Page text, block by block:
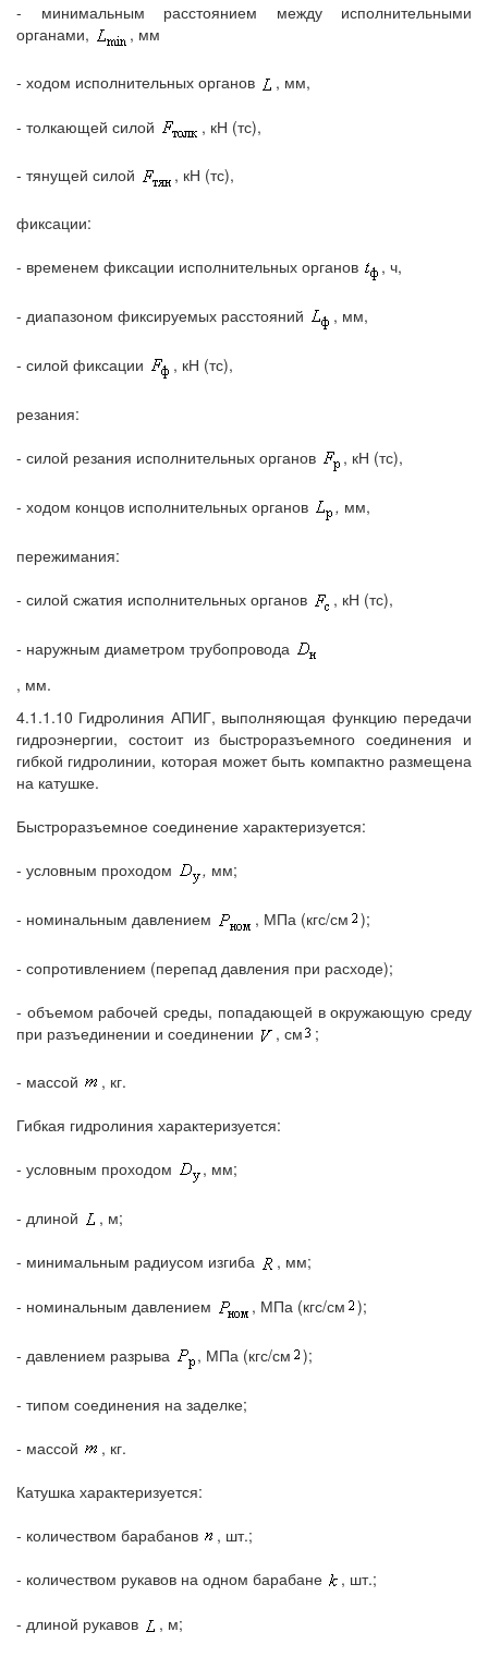
- минимальным расстоянием между исполнительными
органами,
, мм
- ходом исполнительных органов , мм,
- толкающей силой , кН (тс),
- тянущей силой , кН (тс),
фиксации:
- временем фиксации исполнительных органов , ч,
- диапазоном фиксируемых расстояний , мм,
- силой фиксации , кН (тс),
резания:
- силой резания исполнительных органов , кН (тс),
- ходом концов исполнительных органов , мм,
пережимания:
- силой сжатия исполнительных органов
, кН (тс),
- наружным диаметром трубопровода
, мм.
4.1.1.10 Гидролиния АПИГ, выполняющая функцию передачи
гидроэнергии, состоит из быстроразъемного соединения и
гибкой гидролинии, которая может быть компактно размещена
на катушке.
Быстроразъемное соединение характеризуется:
- условным проходом , мм;
- номинальным давлением , МПа (кгс/см );
- сопротивлением (перепад давления при расходе);
- объемом рабочей среды, попадающей в окружающую среду
при разъединении и соединении
, см ;
- массой
, кг.
Гибкая гидролиния характеризуется:
- условным проходом , мм;
- длиной , м;
- минимальным радиусом изгиба , мм;
- номинальным давлением , МПа (кгс/см );
- давлением разрыва , МПа (кгс/см );
- типом соединения на заделке;
- массой
, кг.
Катушка характеризуется:
- количеством барабанов
, шт.;
- количеством рукавов на одном барабане
, шт.;
- длиной рукавов , м;